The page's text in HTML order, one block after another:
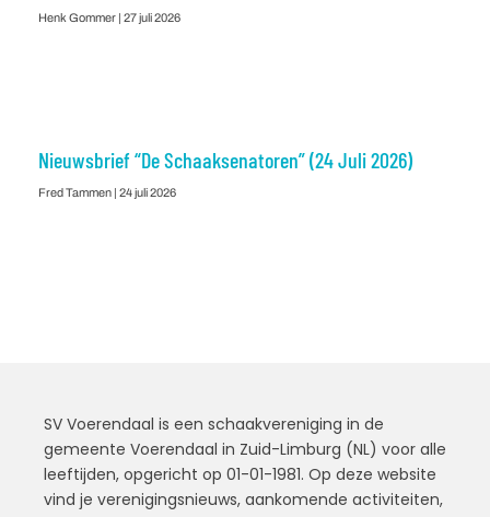
Henk Gommer 27 juli 2026
Nieuwsbrief “De Schaaksenatoren” (24 Juli 2026)
Fred Tammen 24 juli 2026
SV Voerendaal is een schaakvereniging in de
gemeente Voerendaal in Zuid-Limburg (NL) voor alle
leeftijden, opgericht op 01-01-1981. Op deze website
vind je verenigingsnieuws, aankomende activiteiten,